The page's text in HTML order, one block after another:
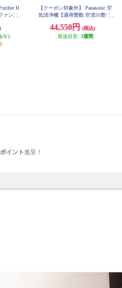
H
ァンヒ
入れ簡
）
【クーポン対象外】 Panasonic 空
気清浄機【適用畳数:空清31畳/ナ
C-W
44,550円
(税込)
発送目安: 3週間
イント進呈！